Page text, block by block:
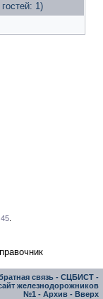
1)
.
связь - СЦБИСТ -
железнодорожников
№1 - Архив - Вверх